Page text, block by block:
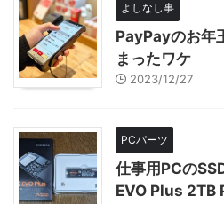
よしなし事
PayPayのお年
まったワケ
2023/12/27
PCパーツ
仕事用PCの
EVO Plus 2TB